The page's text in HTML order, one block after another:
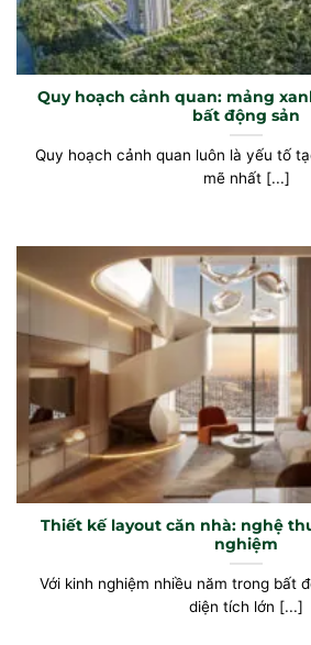
Quy hoạch cảnh quan: mảng
bất động sản
Quy hoạch cảnh quan luôn là yếu tố
mẽ nhất [...]
Thiết kế layout căn nhà: nghệ
nghiệm
Với kinh nghiệm nhiều năm trong bất
diện tích lớn [...]